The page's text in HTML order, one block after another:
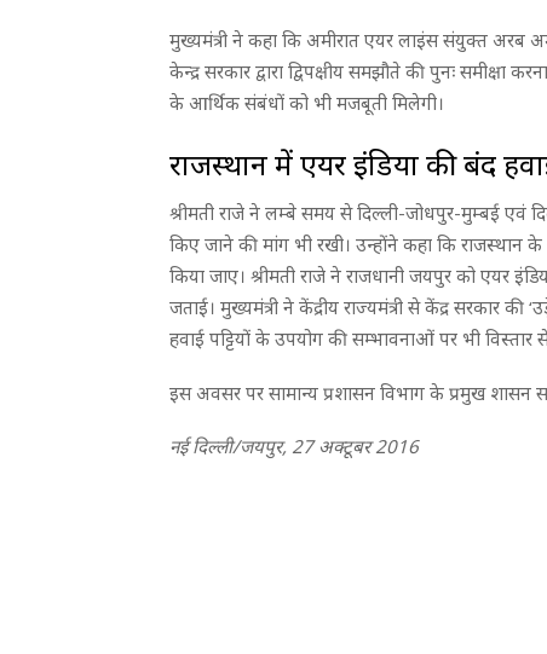
मुख्यमंत्री ने कहा कि अमीरात एयर लाइंस संयुक्त अरब
केन्द्र सरकार द्वारा द्विपक्षीय समझौते की पुनः समीक्षा
के आर्थिक संबंधों को भी मजबूती मिलेगी।
राजस्थान में एयर इंडिया की बंद
श्रीमती राजे ने लम्बे समय से दिल्ली-जोधपुर-मुम्बई
किए जाने की मांग भी रखी। उन्होंने कहा कि
किया जाए। श्रीमती राजे ने राजधानी जयपुर को एयर
जताई। मुख्यमंत्री ने केंद्रीय राज्यमंत्री से केंद्र सरकार
हवाई पट्टियों के उपयोग की सम्भावनाओं पर भी विस्तार से
इस अवसर पर सामान्य प्रशासन विभाग के प्रमुख शासन
नई दिल्ली/जयपुर, 27 अक्टूबर 2016